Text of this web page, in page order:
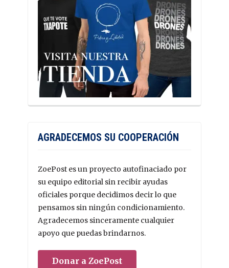
AGRADECEMOS SU COOPERACIÓN
ZoePost es un proyecto autofinaciado por
su equipo editorial sin recibir ayudas
oficiales porque decidimos decir lo que
pensamos sin ningún condicionamiento.
Agradecemos sinceramente cualquier
apoyo que puedas brindarnos.
Donar a ZoePost